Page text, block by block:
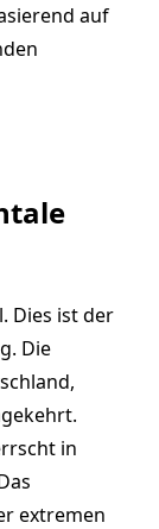
auf
Dies ist der
Die
in
extremen